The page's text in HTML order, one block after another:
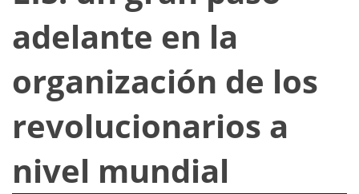
adelante en la
organización de los
revolucionarios a
nivel mundial